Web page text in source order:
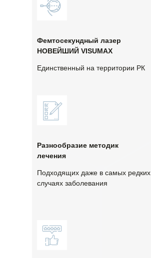
Фемтосекундный лазер
НОВЕЙШИЙ VISUMAX
Единственный на территории РК
Разнообразие методик
лечения
Подходящих даже в самых редких
случаях заболевания